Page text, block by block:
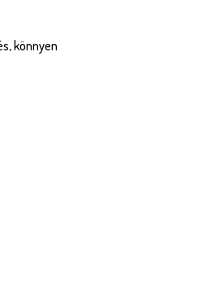
könnyen